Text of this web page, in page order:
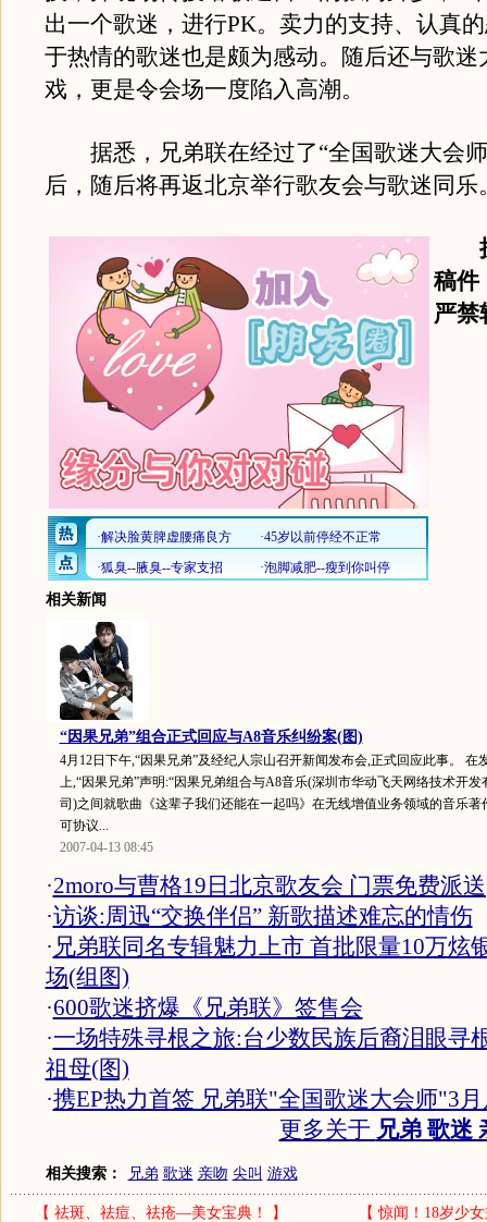
出一个歌迷，进行PK。卖力的支持、认真
于热情的歌迷也是颇为感动。随后还与歌迷
戏，更是令会场一度陷入高潮。
据悉，兄弟联在经过了“全国歌迷大会师
后，随后将再返北京举行歌友会与歌迷同乐
稿件
严禁
相关新闻
“因果兄弟”组合正式回应与A8音乐纠纷案(图)
4月12日下午,“因果兄弟”及经纪人宗山召开新闻发布会,正式回应此事。 在
上,“因果兄弟”声明:“因果兄弟组合与A8音乐(深圳市华动飞天网络技术开发
司)之间就歌曲《这辈子我们还能在一起吗》在无线增值业务领域的音乐著
可协议...
2007-04-13 08:45
·2moro与曹格19日北京歌友会 门票免费派
·访谈:周迅“交换伴侣” 新歌描述难忘的情伤
· 兄弟联同名专辑魅力上市 首批限量10万炫
场(组图)
·600歌迷挤爆《兄弟联》签售会
·一场特殊寻根之旅:台少数民族后裔泪眼寻
祖母(图)
·携EP热力首签 兄弟联"全国歌迷大会师"3
更多关于 兄弟 歌迷
相关搜索： 兄弟 歌迷 亲吻 尖叫 游戏
【 祛斑、祛痘、祛疮—美女宝典！ 】 【惊闻！18岁少